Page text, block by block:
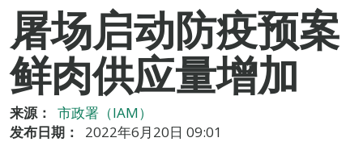
屠场启动防疫预案
鲜肉供应量增加
来源：
市政署（IAM）
发布日期：
2022年6月20日 09:01